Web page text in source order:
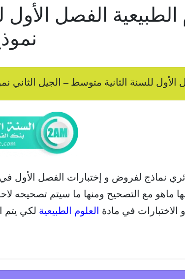
الطبيعية الفصل
الأول للسنة الثانية متوسط – الجيل الثاني
نماذج لفروض و إختبارات الفصل الأول
ماهو مع التصحيح ومنها ما سيتم تصحيحه
في مادة العلوم الطبيعية